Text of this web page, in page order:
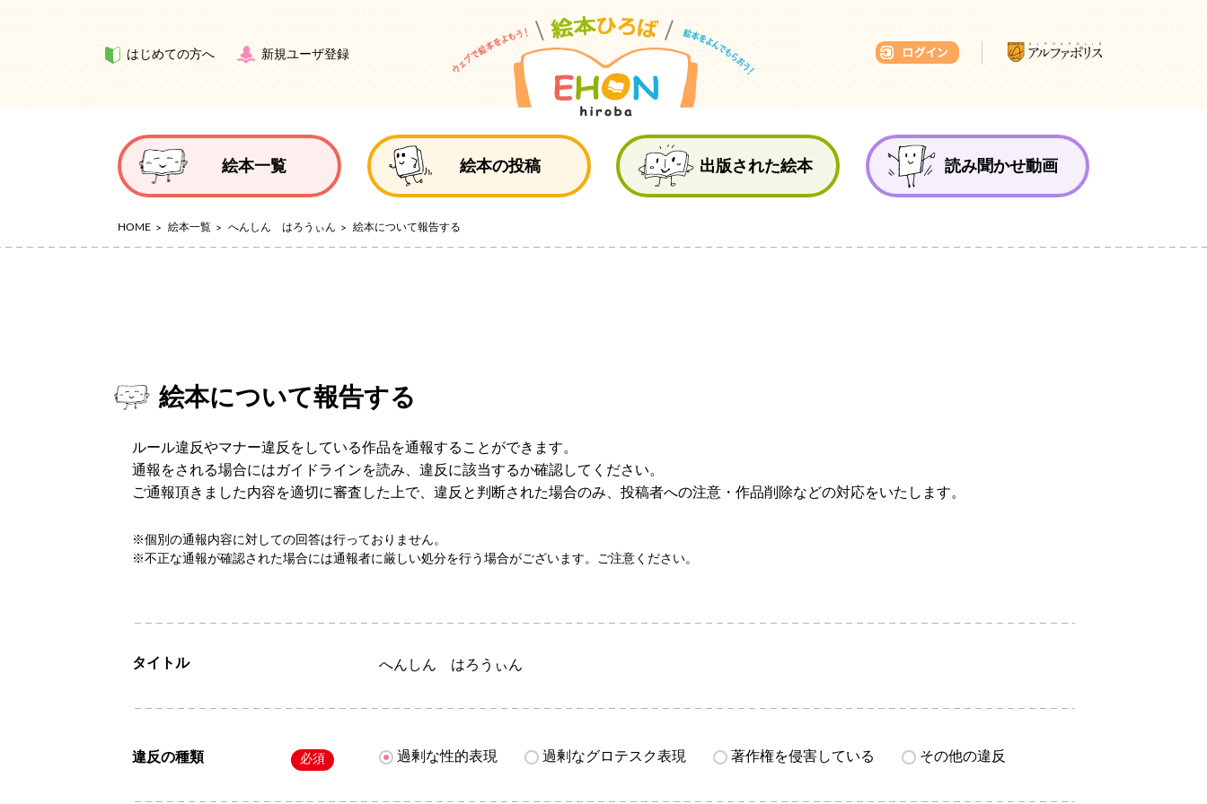
はじめての方へ 新規ユーザ登録
絵本一覧 絵本の投稿 出版された絵本 読み聞かせ動画
HOME 絵本一覧 へんしん はろうぃん 絵本について報告する
絵本について報告する
ルール違反やマナー違反をしている作品を通報することができます。
通報をされる場合にはガイドラインを読み、違反に該当するか確認してください。
ご通報頂きました内容を適切に審査した上で、違反と判断された場合のみ、投稿者への注意・作品削除などの対応をいたします。
※個別の通報内容に対しての回答は行っておりません。
※不正な通報が確認された場合には通報者に厳しい処分を行う場合がございます。ご注意ください。
タイトル へんしん はろうぃん
違反の種類 必須 過剰な性的表現 過剰なグロテスク表現 著作権を侵害している その他の違反